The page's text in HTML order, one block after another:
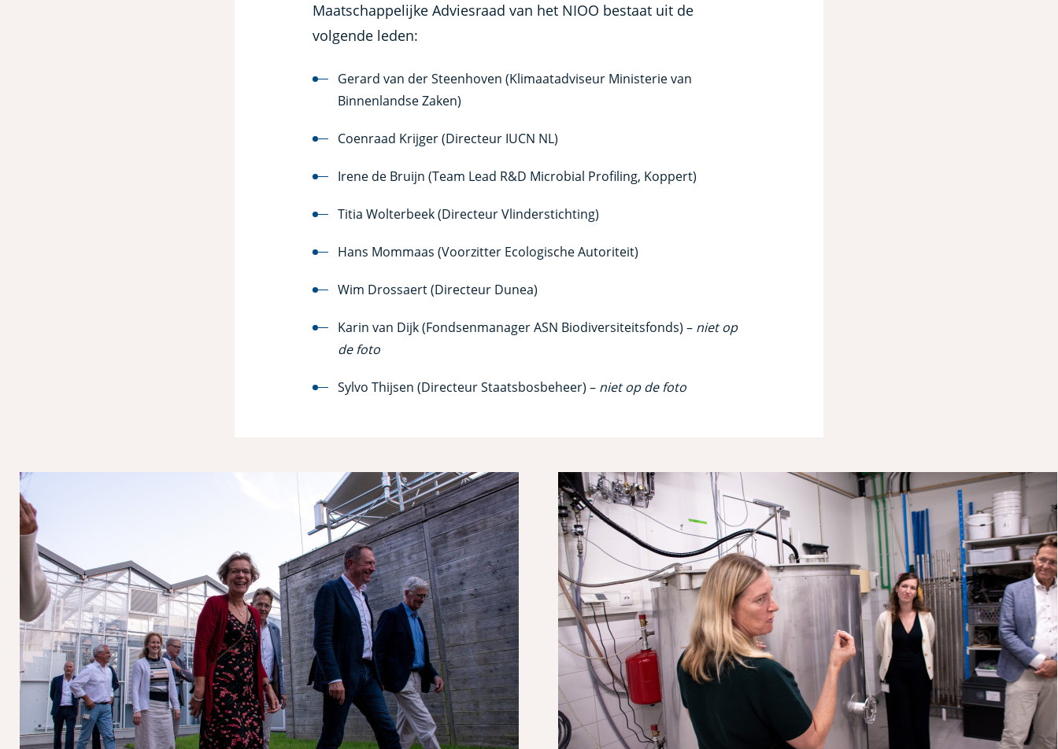
Maatschappelijke Adviesraad van het NIOO bestaat uit de
volgende leden:
Gerard van der Steenhoven (Klimaatadviseur Ministerie van
Binnenlandse Zaken)
Coenraad Krijger (Directeur IUCN NL)
Irene de Bruijn (Team Lead R&D Microbial Profiling, Koppert)
Titia Wolterbeek (Directeur Vlinderstichting)
Hans Mommaas (Voorzitter Ecologische Autoriteit)
Wim Drossaert (Directeur Dunea)
Karin van Dijk (Fondsenmanager ASN Biodiversiteitsfonds) – niet op
de foto
Sylvo Thijsen (Directeur Staatsbosbeheer) – niet op de foto